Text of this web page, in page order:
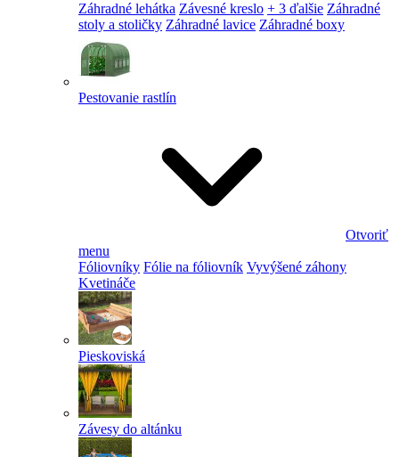
Záhradné lehátka Závesné kreslo + 3 ďalšie Záhradné
stoly a stoličky Záhradné lavice Záhradné boxy
Pestovanie rastlín
Otvoriť
menu
Fóliovníky Fólie na fóliovník Vyvýšené záhony
Kvetináče
Pieskoviská
Závesy do altánku